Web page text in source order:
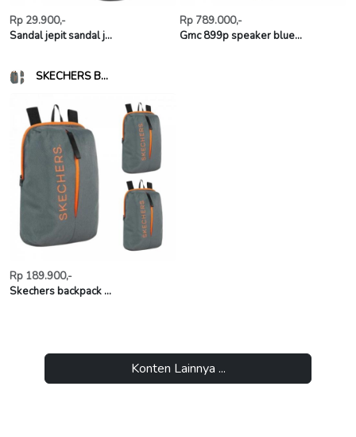
Rp 29.900,-
Sandal jepit sandal j...
Rp 789.000,-
Gmc 899p speaker blue...
SKECHERS B...
Rp 189.900,-
Skechers backpack ...
Konten Lainnya ...